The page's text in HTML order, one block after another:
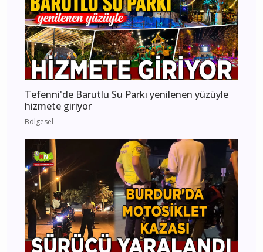
Tefenni'de Barutlu Su Parkı yenilenen yüzüyle
hizmete giriyor
Bölgesel